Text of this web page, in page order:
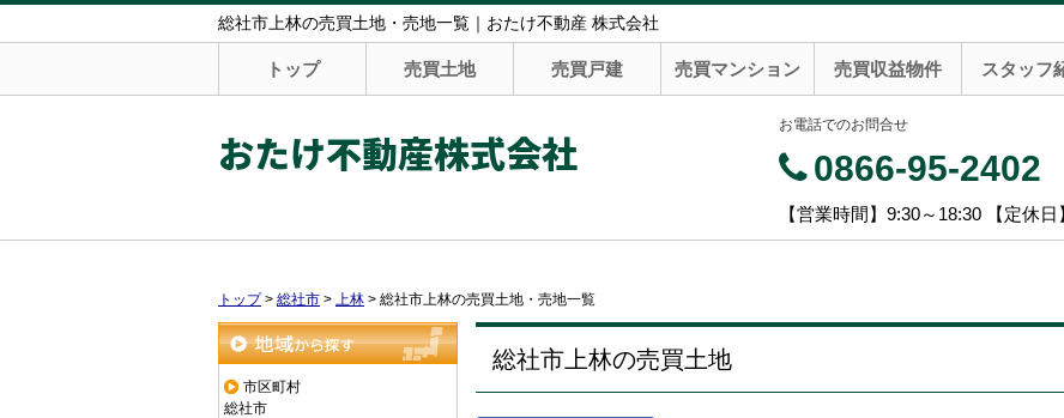
総社市上林の売買土地・売地一覧｜おたけ不動産 株式会社
トップ 売買土地 売買戸建 売買マンション 売買収益物件 スタッフ
おたけ不動産株式会社
お電話でのお問合せ
0866-95-2402
【営業時間】9:30～18:30 【定休日
トップ> 総社市 > 上林 > 総社市上林の売買土地・売地一覧
地域から探す
市区町村
総社市
総社市上林の売買土地